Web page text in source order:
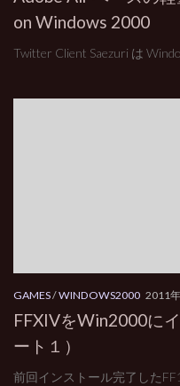
on Windows 2000
Twitter Client Saezuri は
GAMES/WINDOWS2000 2011
FFXIVをWin2000に
ート１）
前回インストール完了した